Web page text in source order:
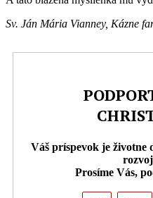
Sv. Ján Mária Vianney, Kázne
Váš príspevok je životne
Prosíme Vás,